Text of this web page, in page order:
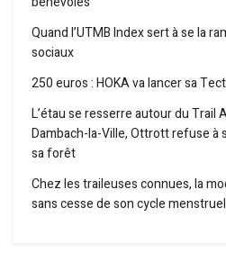
Quand l’UTMB Index sert à se la
sociaux
250 euros : HOKA va lancer sa
L’étau se resserre autour du Trail
Dambach-la-Ville, Ottrott refuse à
sa forêt
Chez les traileuses connues, la
sans cesse de son cycle